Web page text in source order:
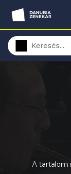
A tartalom